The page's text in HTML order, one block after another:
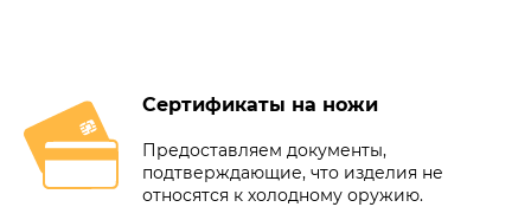
Сертификаты на ножи
Предоставляем документы,
подтверждающие, что изделия не
относятся к холодному оружию.